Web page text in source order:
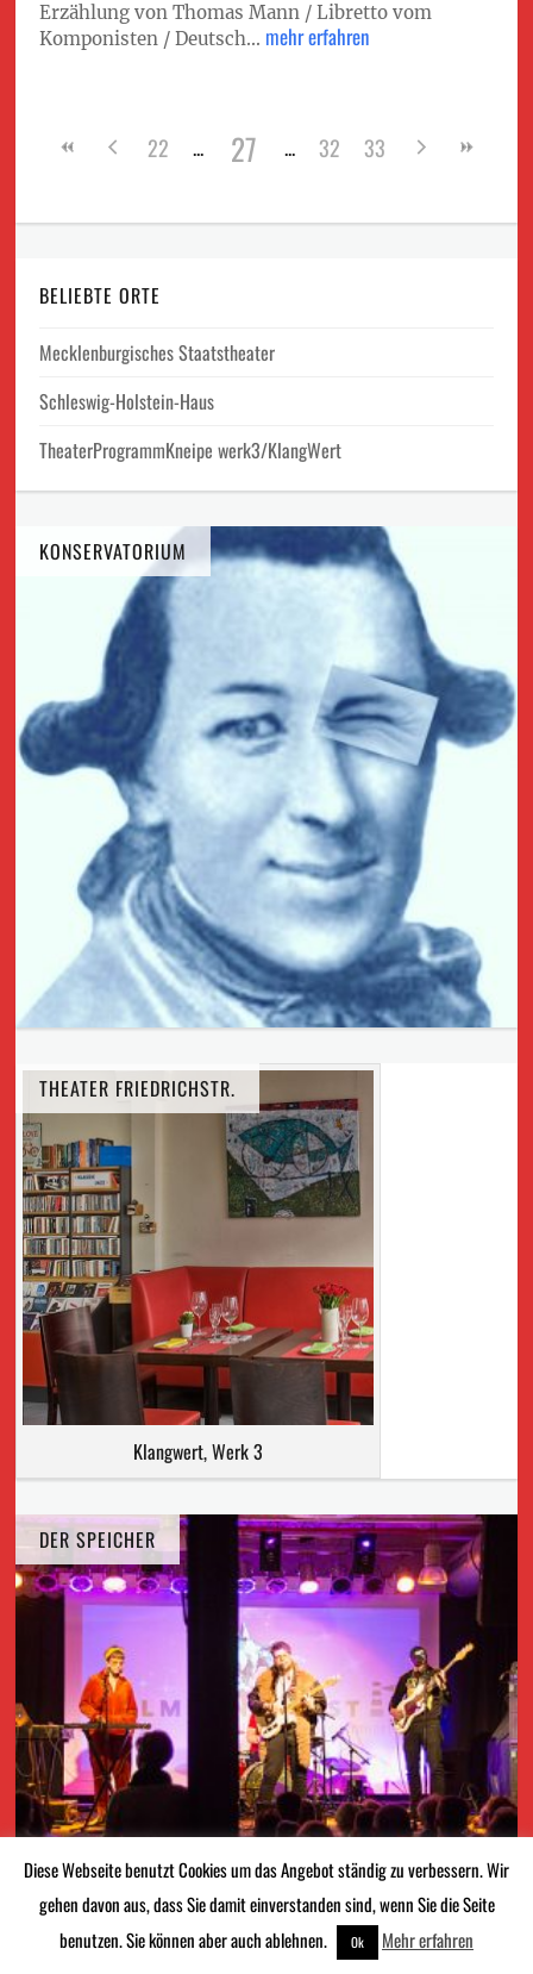
Erzählung von Thomas Mann / Libretto vom
Komponisten / Deutsch... mehr erfahren
22 27 32 33
BELIEBTE ORTE
Mecklenburgisches Staatstheater
Schleswig-Holstein-Haus
TheaterProgrammKneipe werk3/KlangWert
KONSERVATORIUM
THEATER FRIEDRICHSTR.
Klangwert, Werk 3
DER SPEICHER
Diese Webseite benutzt Cookies um das Angebot ständig zu verbessern. Wir
gehen davon aus, dass Sie damit einverstanden sind, wenn Sie die Seite
benutzen. Sie können aber auchablehnen. Ok Mehr erfahren